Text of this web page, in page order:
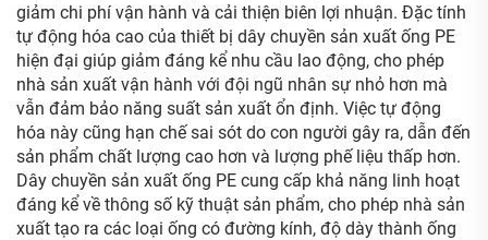
giảm chi phí vận hành và cải thiện biên lợi nhuận. Đặc tính
tự động hóa cao của thiết bị dây chuyền sản xuất ống PE
hiện đại giúp giảm đáng kể nhu cầu lao động, cho phép
nhà sản xuất vận hành với đội ngũ nhân sự nhỏ hơn mà
vẫn đảm bảo năng suất sản xuất ổn định. Việc tự động
hóa này cũng hạn chế sai sót do con người gây ra, dẫn đến
sản phẩm chất lượng cao hơn và lượng phế liệu thấp hơn.
Dây chuyền sản xuất ống PE cung cấp khả năng linh hoạt
đáng kể về thông số kỹ thuật sản phẩm, cho phép nhà sản
xuất tạo ra các loại ống có đường kính, độ dày thành ống